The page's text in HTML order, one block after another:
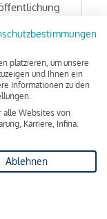
platzieren, um unsere
und Ihnen ein
Informationen zu den
alle Websites von
Karriere, Infina.
Ablehnen